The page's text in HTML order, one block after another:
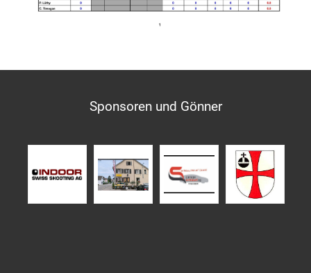
Sponsoren und Gönner